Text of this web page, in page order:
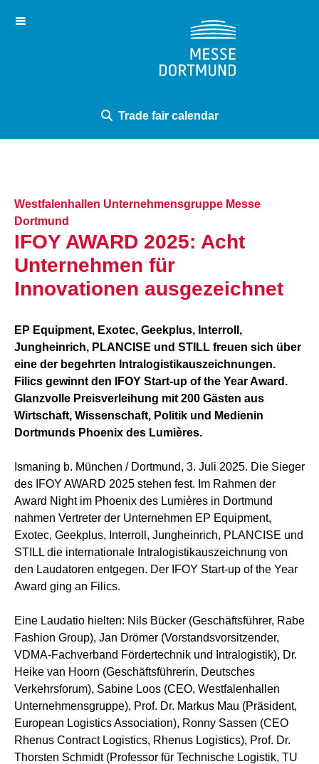
Your trade fair with us
Virtual tour
Trade fair calendar
Westfalenhallen Unternehmensgruppe Messe
Dortmund
IFOY AWARD 2025: Acht
Unternehmen für
Innovationen ausgezeichnet
EP Equipment, Exotec, Geekplus, Interroll,
Jungheinrich, PLANCISE und STILL freuen sich über
eine der begehrten Intralogistikauszeichnungen.
Filics gewinnt den IFOY Start-up of the Year Award.
Glanzvolle Preisverleihung mit 200 Gästen aus
Wirtschaft, Wissenschaft, Politik und Medienin
Dortmunds Phoenix des Lumières.
Ismaning b. München / Dortmund, 3. Juli 2025. Die Sieger
des IFOY AWARD 2025 stehen fest. Im Rahmen der
Award Night im Phoenix des Lumières in Dortmund
nahmen Vertreter der Unternehmen EP Equipment,
Exotec, Geekplus, Interroll, Jungheinrich, PLANCISE und
STILL die internationale Intralogistikauszeichnung von
den Laudatoren entgegen. Der IFOY Start-up of the Year
Award ging an Filics.
Eine Laudatio hielten: Nils Bücker (Geschäftsführer, Rabe
Fashion Group), Jan Drömer (Vorstandsvorsitzender,
VDMA-Fachverband Fördertechnik und Intralogistik), Dr.
Heike van Hoorn (Geschäftsführerin, Deutsches
Verkehrsforum), Sabine Loos (CEO, Westfalenhallen
Unternehmensgruppe), Prof. Dr. Markus Mau (Präsident,
European Logistics Association), Ronny Sassen (CEO
Rhenus Contract Logistics, Rhenus Logistics), Prof. Dr.
Thorsten Schmidt (Professor für Technische Logistik, TU